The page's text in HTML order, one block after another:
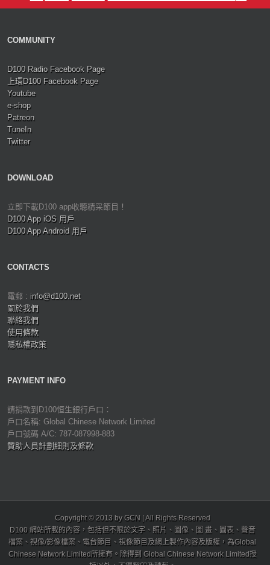
COMMUNITY
D100 Radio Facebook Page
上環D100 Facebook Page
Youtube
e-shop
Patreon
TuneIn
Twitter
DOWNLOAD
立即下載D100 app收聽精采節目！
D100 App iOS 用戶
D100 App Android 用戶
CONTACTS
電郵 : info@d100.net
關於我們
聯絡我們
使用條款
隱私權政策
PAYMENT INFO
請捐款到D100恒生銀行戶口：
戶口名稱: Global Chinese Network Limited
戶口號碼 A/C: 787-087998-883
贊助人員計劃細則及條款
Copyright © 2013 by GCN | All Rights Reserved
D100 網站所載的內容，包括但不限於文字、照片、圖像、圖 畫、圖表、聲音
檔案、視像/影像檔案、電台節目、視像節目及網上製作內容及版權，為Global
Chinese Network Limited所擁有。除得到 Global Chinese Network Limited授